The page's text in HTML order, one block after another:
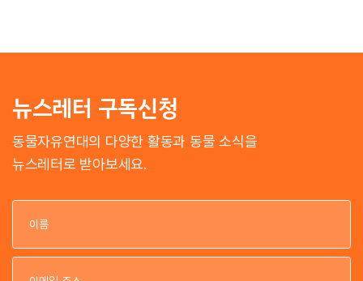
뉴스레터 구독신청
동물자유연대의 다양한 활동과 동물 소식을
뉴스레터로 받아보세요.
이